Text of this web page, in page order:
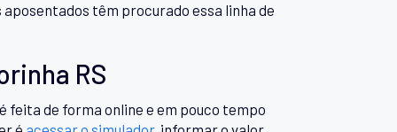
têm procurado essa linha de
RS
feita de forma online e em pouco tempo